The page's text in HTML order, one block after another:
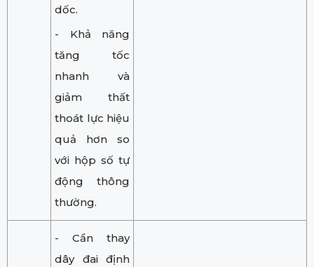
dốc.
- Khả năng
tăng tốc
nhanh và
giảm thất
thoát lực hiệu
quả hơn so
với hộp số tự
động thông
thường.
- Cần thay
dây đai định